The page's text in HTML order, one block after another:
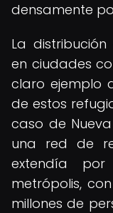
densamente
La
en ciudades
claro ejemplo
de estos
caso de
una red de
extendía
metrópolis,
millones de